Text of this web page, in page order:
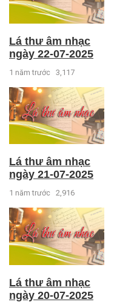
Lá thư âm nhạc
ngày 22-07-2025
1 năm trước 3,117
Lá thư âm nhạc
ngày 21-07-2025
1 năm trước 2,916
Lá thư âm nhạc
ngày 20-07-2025